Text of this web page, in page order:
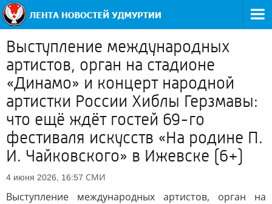
Выступление международных
артистов, орган на стадионе
«Динамо» и концерт народной
артистки России Хиблы Герзмавы:
что ещё ждёт гостей 69-го
фестиваля искусств «На родине П.
И. Чайковского» в Ижевске (6+)
4 июня 2026, 16:57 СМИ
Выступление международных артистов, орган на